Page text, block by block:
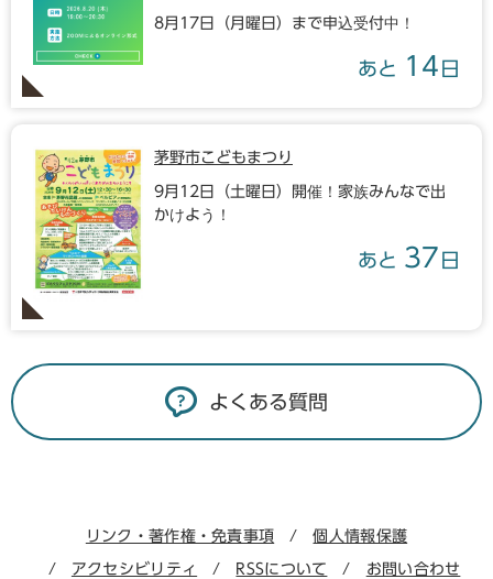
8月17日（月曜日）まで申込受付中！
あと 14 日
茅野市こどもまつり
9月12日（土曜日）開催！家族みんなで出
かけよう！
あと 37 日
よくある質問
リンク・著作権・免責事項 個人情報保護
アクセシビリティ RSSについて お問い合わせ